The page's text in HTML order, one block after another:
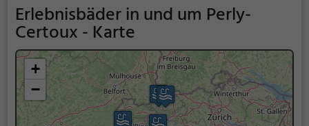
Erlebnisbäder in und um Perly-
Certoux - Karte
+
−